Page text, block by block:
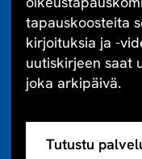
tapauskoosteita
kirjoituksia ja -
uutiskirjeen saat
joka arkipäivä.
Tutustu